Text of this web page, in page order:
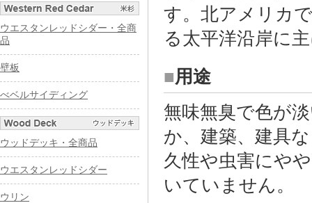
す。北アメリカ
る太平洋沿岸に
■用途
無味無臭で色が
か、建築、建具
久性や虫害にや
いていません。
ウエスタンレッドシダー・全商
品
壁板
べベルサイディング
ウッドデッキ・全商品
ウエスタンレッドシダー
ウリン